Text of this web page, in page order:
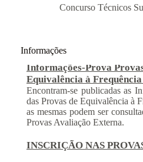
Concurso Técnicos
Informações
Equivalência à
Provas Avaliação Externa.
INSCRIÇÃO NAS
NAS PROVAS DE
FREQUÊNCIA
Com a publicação da
Nacional de Exames,
provas de equivalência à
alunos autopropostos do ensino